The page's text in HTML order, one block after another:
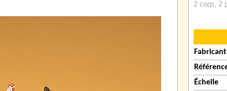
2 coqs‚ 2
Fabricant
Échelle